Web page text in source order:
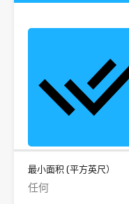
最小面积 (平方英尺）